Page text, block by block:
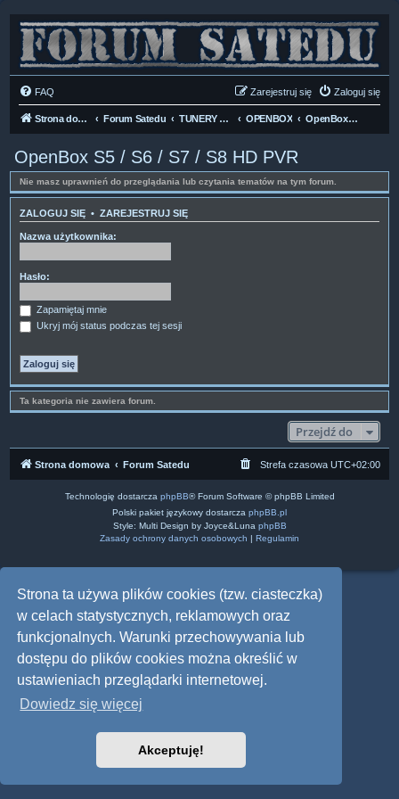
Strona ta używa plików cookies (tzw. ciasteczka)
w celach statystycznych, reklamowych oraz
funkcjonalnych. Warunki przechowywania lub
dostępu do plików cookies można określić w
ustawieniach przeglądarki internetowej.
Dowiedz się więcej
Akceptuję!
FAQ Zaloguj się
Zarejestruj się
Strona domowa Forum Satedu TUNERY SAT HD-LINUX OPENBOX OpenBox S5 / S6 / S7 / S8 HD PVR
OpenBox S5 / S6 / S7 / S8 HD PVR
Nie masz uprawnień do przeglądania lub czytania tematów na tym forum.
ZALOGUJ SIĘ • ZAREJESTRUJ SIĘ
Nazwa użytkownika:
Hasło:
Zapamiętaj mnie
Ukryj mój status podczas tej sesji
Ta kategoria nie zawiera forum.
Przejdź do
Strona domowa Forum Satedu Strefa czasowa UTC+02:00
Technologię dostarcza phpBB® Forum Software © phpBB Limited
Polski pakiet językowy dostarcza phpBB.pl
Style: Multi Design by Joyce&Luna phpBB
Zasady ochrony danych osobowych | Regulamin